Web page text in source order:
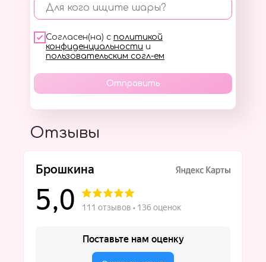
Для кого ищите шары?
Согласен(на) с политикой
конфиденциальности и
пользовательским согл-ем
Отправить
Отзывы